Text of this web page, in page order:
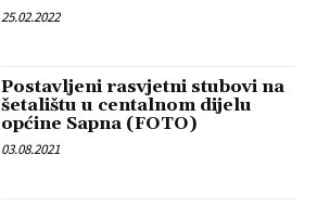
25.02.2022
Postavljeni rasvjetni stubovi na
šetalištu u centalnom dijelu
općine Sapna (FOTO)
03.08.2021